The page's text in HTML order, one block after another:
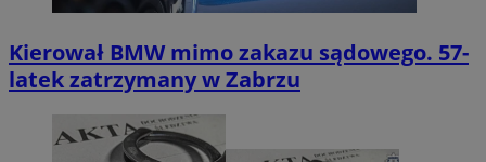
Kierował BMW mimo zakazu sądowego. 57-
latek zatrzymany w Zabrzu